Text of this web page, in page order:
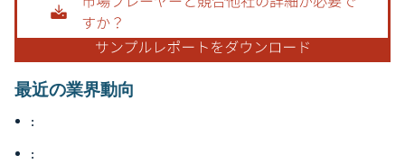
最近の業界動向
:
: